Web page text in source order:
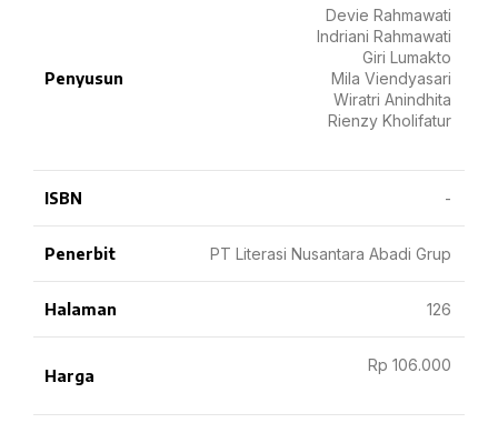
Penyusun
Devie Rahmawati
Indriani Rahmawati
Giri Lumakto
Mila Viendyasari
Wiratri Anindhita
Rienzy Kholifatur
ISBN -
Penerbit PT Literasi Nusantara Abadi Grup
Halaman 126
Harga
Rp 106.000